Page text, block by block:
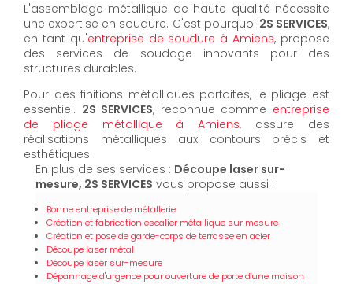
L'assemblage métallique de haute qualité nécessite
une expertise en soudure. C'est pourquoi 2S SERVICES,
en tant qu'entreprise de soudure à Amiens, propose
des services de soudage innovants pour des
structures durables.
Pour des finitions métalliques parfaites, le pliage est
essentiel. 2S SERVICES, reconnue comme entreprise
de pliage métallique à Amiens, assure des
réalisations métalliques aux contours précis et
esthétiques.
En plus de ses services : Découpe laser sur-
mesure, 2S SERVICES vous propose aussi :
Bonne entreprise de métallerie
Création et fabrication escalier métallique sur mesure
Création et pose de garde-corps de terrasse en acier
Découpe laser métal
Découpe laser sur-mesure
Dépannage d'urgence pour ouverture de porte d'une maison